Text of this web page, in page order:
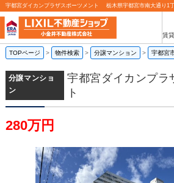
賃
TOPページ > 物件検索 > 分譲マンション > 宇都宮
分譲マンショ
ン
宇都宮ダイカンプラ
ト
280万円